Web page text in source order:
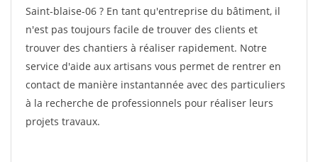
Saint-blaise-06 ? En tant qu'entreprise du bâtiment, il
n'est pas toujours facile de trouver des clients et
trouver des chantiers à réaliser rapidement. Notre
service d'aide aux artisans vous permet de rentrer en
contact de manière instantannée avec des particuliers
à la recherche de professionnels pour réaliser leurs
projets travaux.